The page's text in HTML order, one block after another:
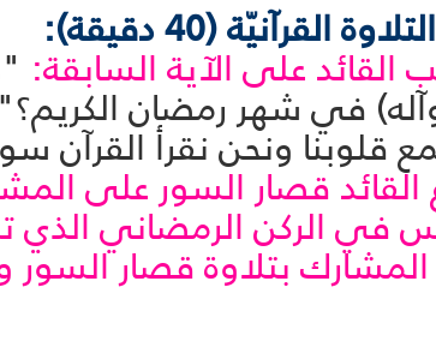
القرآنيّة (40 دقيقة):
القائد على الآية السابقة:
في شهر رمضان
قلوبنا ونحن نقرأ القرآن
القائد قصار السور على
في الركن الرمضاني الذي
المشارك بتلاوة قصار السور